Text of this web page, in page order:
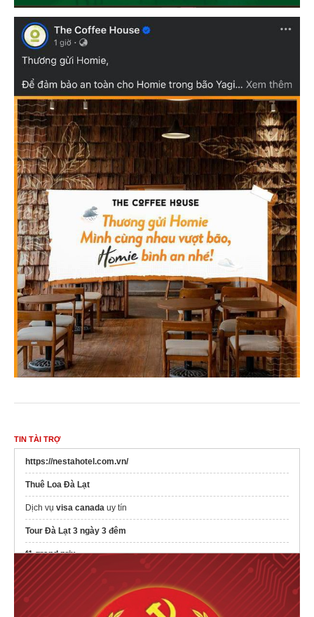
TIN TÀI TRỢ
https://nestahotel.com.vn/
Thuê Loa Đà Lạt
Dịch vụ visa canada uy tín
Tour Đà Lạt 3 ngày 3 đêm
f1 grand prix
MuaeSIM du lịch Singapore